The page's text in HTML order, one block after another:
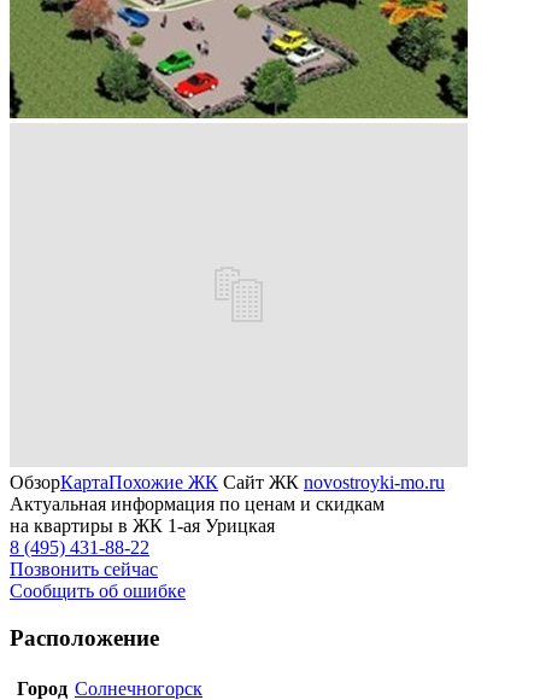
ОбзорКартаПохожие ЖК Сайт ЖК novostroyki-mo.ru
Актуальная информация по ценам и скидкам
на квартиры в ЖК 1-ая Урицкая
8 (495) 431-88-22
Позвонить сейчас
Сообщить об ошибке
Расположение
Город Солнечногорск